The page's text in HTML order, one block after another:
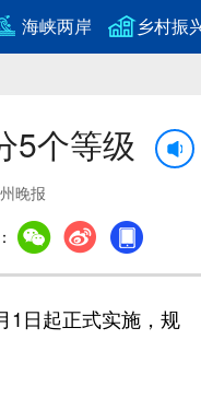
海峡两岸 乡村振
5个等级
晚报
日起正式实施，规